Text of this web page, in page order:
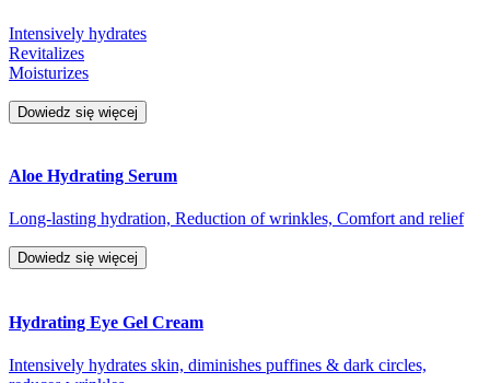
Intensively hydrates
Revitalizes
Moisturizes
Dowiedz się więcej
Aloe Hydrating Serum
Long-lasting hydration, Reduction of wrinkles, Comfort and relief
Dowiedz się więcej
Hydrating Eye Gel Cream
Intensively hydrates skin, diminishes puffines & dark circles,